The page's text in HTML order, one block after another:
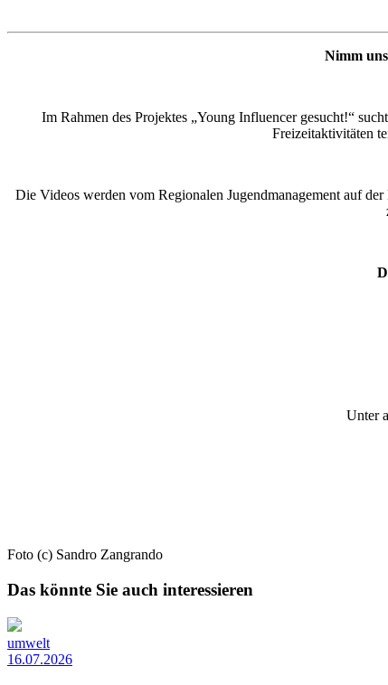
Nimm
Im Rahmen des Projektes „Young Influencer gesucht!“
Freizeitaktivitäten
Die Videos werden vom Regionalen Jugendmanagement auf
Unter
Foto (c) Sandro Zangrando
Das könnte Sie auch interessieren
umwelt
16.07.2026